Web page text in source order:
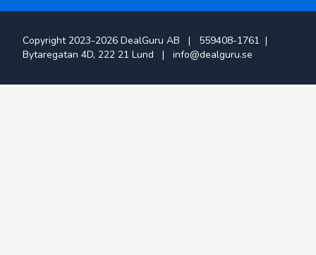
Copyright 2023-2026 DealGuru AB | 559408-1761 |
Bytaregatan 4D, 222 21 Lund |
info@dealguru.se